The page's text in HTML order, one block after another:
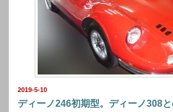
2019-5-10
ディーノ246初期型。ディーノ308